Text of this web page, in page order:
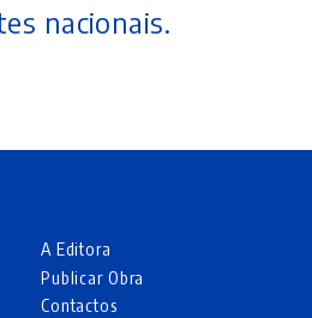
nacionais.
A Editora
Publicar Obra
Contactos